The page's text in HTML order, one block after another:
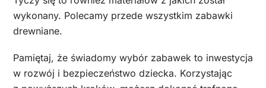
wykonany. Polecamy przede wszystkim zabawki
drewniane.
Pamiętaj, że świadomy wybór zabawek to inwestycja
w rozwój i bezpieczeństwo dziecka. Korzystając